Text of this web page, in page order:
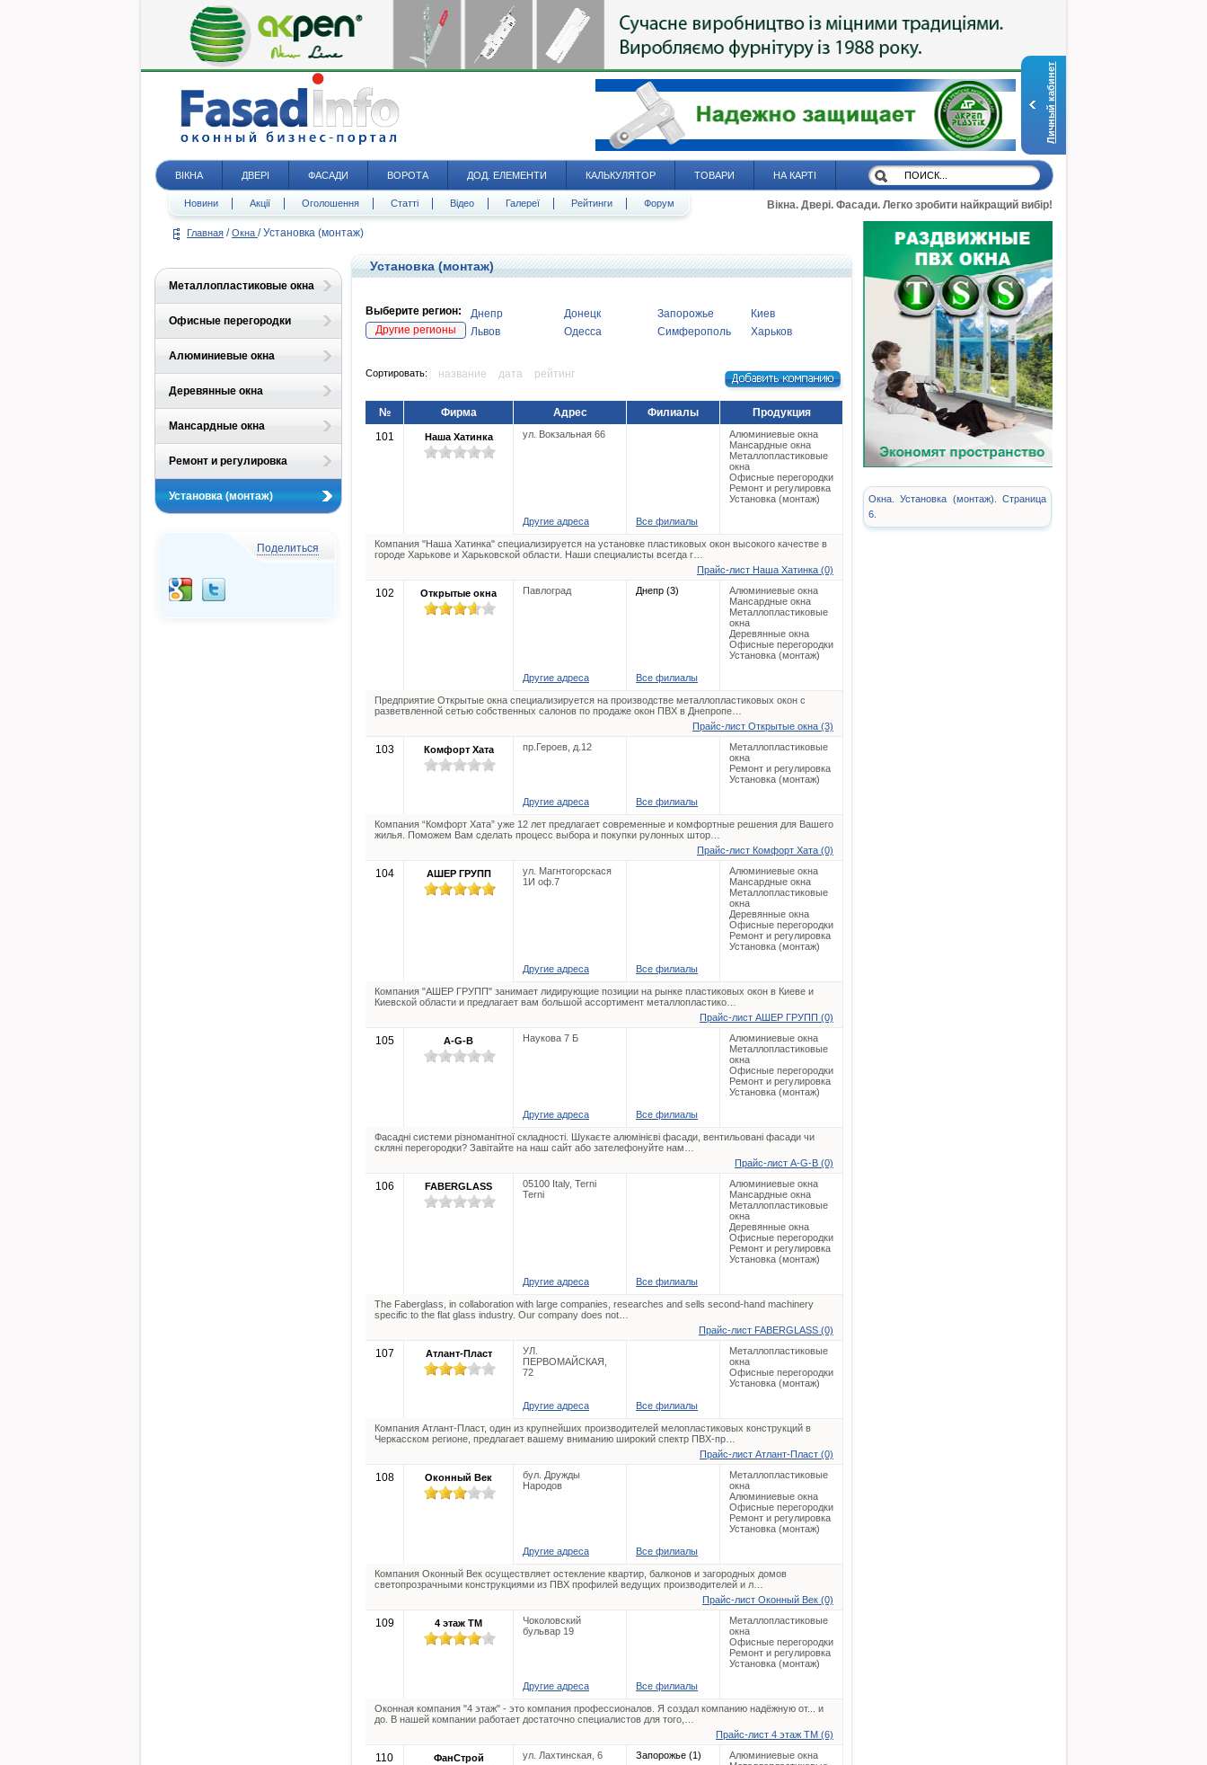
Личный кабинет
ВІКНА ДВЕРІ ФАСАДИ ВОРОТА ДОД. ЕЛЕМЕНТИ КАЛЬКУЛЯТОР ТОВАРИ НА КАРТІ
Новини Акції Оголошення Статті Відео Галереї Рейтинги Форум Вікна. Двері. Фасади. Легко зробити найкращий вибір!
Главная / Окна / Установка (монтаж)
Металлопластиковые окна
Офисные перегородки
Алюминиевые окна
Деревянные окна
Мансардные окна
Ремонт и регулировка
Установка (монтаж)
Поделиться
Установка (монтаж)
Выберите регион:
Другие регионы
Днепр Донецк Запорожье
Киев
Львов
Одесса Симферополь Харьков
Сортировать: название дата рейтинг
№ Фирма Адрес Филиалы
Продукция
101
Наша Хатинка ул. Вокзальная 66
Алюминиевые окна
Мансардные окна
Металлопластиковые
окна
Офисные перегородки
Ремонт и регулировка
Установка (монтаж)
Другие адреса Все филиалы
Компания "Наша Хатинка" специализируется на установке пластиковых окон высокого качестве в
городе Харькове и Харьковской области. Наши специалисты всегда г…
Прайс-лист Наша Хатинка (0)
102 Открытые окна Павлоград Днепр (3)
Алюминиевые окна
Мансардные окна
Металлопластиковые
окна
Деревянные окна
Офисные перегородки
Установка (монтаж)
Другие адреса Все филиалы
Предприятие Открытые окна специализируется на производстве металлопластиковых окон с
разветвленной сетью собственных салонов по продаже окон ПВХ в Днепропе…
Прайс-лист Открытые окна (3)
103 Комфорт Хата пр.Героев, д.12
Металлопластиковые
окна
Ремонт и регулировка
Установка (монтаж)
Другие адреса Все филиалы
Компания “Комфорт Хата” уже 12 лет предлагает современные и комфортные решения для Вашего
жилья. Поможем Вам сделать процесс выбора и покупки рулонных штор…
Прайс-лист Комфорт Хата (0)
104 АШЕР ГРУПП
ул. Магнтогорскася
1И оф.7
Алюминиевые окна
Мансардные окна
Металлопластиковые
окна
Деревянные окна
Офисные перегородки
Ремонт и регулировка
Установка (монтаж)
Другие адреса Все филиалы
Компания "АШЕР ГРУПП" занимает лидирующие позиции на рынке пластиковых окон в Киеве и
Киевской области и предлагает вам большой ассортимент металлопластико…
Прайс-лист АШЕР ГРУПП (0)
105 A-G-B Наукова 7 Б
Алюминиевые окна
Металлопластиковые
окна
Офисные перегородки
Ремонт и регулировка
Установка (монтаж)
Другие адреса Все филиалы
Фасадні системи різноманітної складності. Шукаєте алюмінієві фасади, вентильовані фасади чи
скляні перегородки? Завітайте на наш сайт або зателефонуйте нам…
Прайс-лист A-G-B (0)
106 FABERGLASS
05100 Italy, Terni
Terni
Алюминиевые окна
Мансардные окна
Металлопластиковые
окна
Деревянные окна
Офисные перегородки
Ремонт и регулировка
Установка (монтаж)
Другие адреса Все филиалы
The Faberglass, in collaboration with large companies, researches and sells second-hand machinery
specific to the flat glass industry. Our company does not…
Прайс-лист FABERGLASS (0)
107 Атлант-Пласт
УЛ.
ПЕРВОМАЙСКАЯ,
72
Металлопластиковые
окна
Офисные перегородки
Установка (монтаж)
Другие адреса Все филиалы
Компания Атлант-Пласт, один из крупнейших производителей мелопластиковых конструкций в
Черкасском регионе, предлагает вашему внимaнию широкий спектр ПВХ-пр…
Прайс-лист Атлант-Пласт (0)
108 Оконный Век
бул. Дружды
Народов
Металлопластиковые
окна
Алюминиевые окна
Офисные перегородки
Ремонт и регулировка
Установка (монтаж)
Другие адреса Все филиалы
Компания Оконный Век осуществляет остекление квартир, балконов и загородных домов
светопрозрачными конструкциями из ПВХ профилей ведущих производителей и л…
Прайс-лист Оконный Век (0)
109 4 этаж ТМ
Чоколовский
бульвар 19
Металлопластиковые
окна
Офисные перегородки
Ремонт и регулировка
Установка (монтаж)
Другие адреса Все филиалы
Оконная компания "4 этаж" - это компания профессионалов. Я создал компанию надёжную от... и
до. В нашей компании работает достаточно специалистов для того,…
Прайс-лист 4 этаж ТМ (6)
110 ФанСтрой ул. Лахтинская, 6 Запорожье (1)
Алюминиевые окна
Окна. Установка (монтаж). Страница
6.